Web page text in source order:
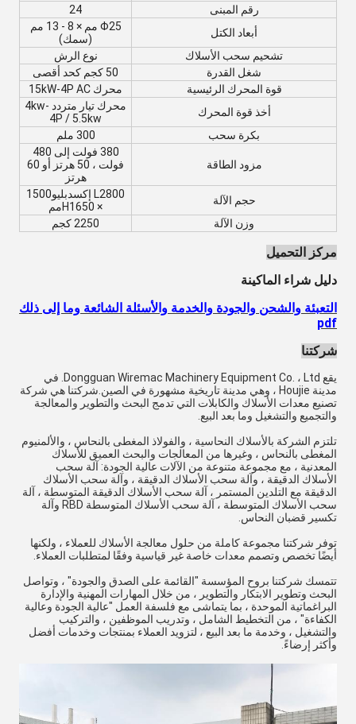
رقم المبنى
24
أبعاد الكتل
Φ25 مم × 8 - 13 مم
(سمك)
تشحيم سحب الأسلاك
نوع الرش
شغل القدرة
50 كجم كحد أقصى
قوة المحرك الرئيسية
محرك 15kW-4P AC
أخذ قوة المحرك
محرك تيار متردد 4kw-
4P / 5.5kw
بكرة سحب
300 ملم
مزود الطاقة
380 فولت إلى 480
فولت ، 50 هرتز أو 60
هرتز
حجم الآلة
L2800 إكس دبليو1500
× H1650
مم
وزن الآلة
2250 كجم
مركز التحميل
دليل شراء الماكينة
التعبئة والشحن والجودة والخدمة والأسئلة الشائعة وما إلى ذلك
pdf
شركتنا
يقع Dongguan Wiremac Machinery Equipment Co. ، Ltd. في
مدينة Houjie ، وهي مدينة تاريخية مشهورة في الصين.شركتنا هي شركة
تصنيع معدات الأسلاك والكابلات التي تدمج البحث والتطوير والمعالجة
والتجميع والتشغيل وما بعد البيع.
تلتزم الشركة بالأسلاك النحاسية ، والفولاذ المغطى بالنحاس ، والألمنيوم
المغطى بالنحاس ، وغيرها من المعالجات والبحث العميق للأسلاك
المعدنية ، مع مجموعة متنوعة من الآلات عالية الجودة: آلة سحب
الأسلاك الدقيقة ، وآلة سحب الأسلاك الدقيقة ، وآلة سحب الأسلاك
الدقيقة مع التلدين المستمر ، آلة سحب الأسلاك الدقيقة المتوسطة ، آلة
سحب الأسلاك المتوسطة ، آلة سحب الأسلاك المتوسطة RBD وآلة
تكسير قضبان النحاس.
توفر شركتنا مجموعة كاملة من حلول معالجة الأسلاك للعملاء ، ولكنها
أيضًا تخصص وتصمم معدات خاصة غير قياسية وفقًا لمتطلبات العملاء.
تتمسك شركتنا بروح المؤسسة "القائمة على الصدق والجودة" ، وتواصل
البحث وتطوير الابتكار والتطوير ، من خلال المهارات المهنية والإدارة
البراغماتية الموحدة ، بما يتماشى مع فلسفة العمل "عالية الجودة وعالية
الكفاءة" ، من التخطيط الشامل ، وتدريب الموظفين ، والتركيب
والتشغيل ، وخدمة ما بعد البيع ، لتزويد العملاء بمنتجات وخدمات أفضل
وأكثر إرضاءً.